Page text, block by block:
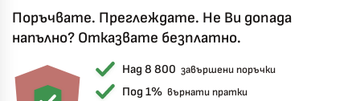
Поръчвате. Преглеждате. Не Ви допада
напълно? Отказвате безплатно.
Над 8 800 завършени поръчки
Под 1% върнати пратки